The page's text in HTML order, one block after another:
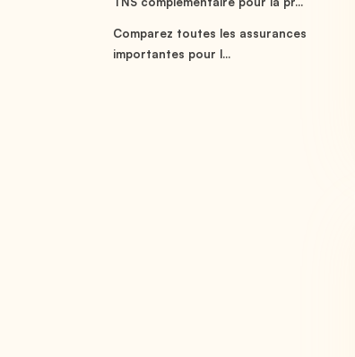
Comparez toutes les assurances
importantes pour l...